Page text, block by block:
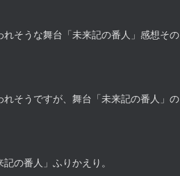
れそうな舞台「未来記の番人」感想その
れそうですが、舞台「未来記の番人」の
の番人」ふりかえり。